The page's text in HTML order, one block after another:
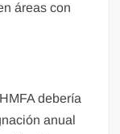
áreas con
debería
anual